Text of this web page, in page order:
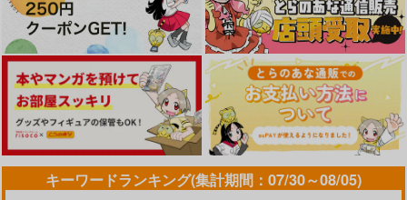
キーワードランキング(集計期間：07/30～08/05)